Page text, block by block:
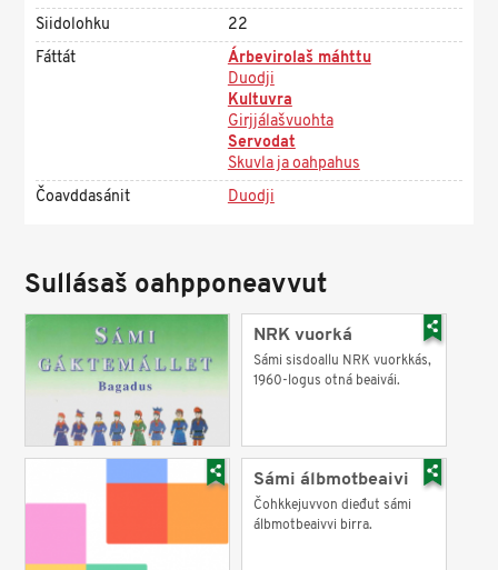
Siidolohku
22
Fáttát
Árbevirolaš máhttu
Duodji
Kultuvra
Girjjálašvuohta
Servodat
Skuvla ja oahpahus
Čoavddasánit
Duodji
Sullásaš oahpponeavvut
NRK vuorká
Sámi sisdoallu NRK vuorkkás,
1960-logus otná beaivái.
Sámi álbmotbeaivi
Čohkkejuvvon dieđut sámi
álbmotbeaivvi birra.